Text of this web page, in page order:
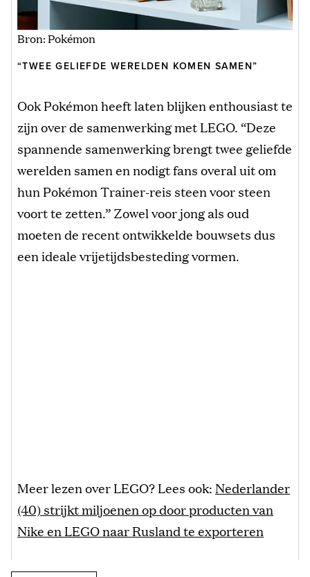
Bron: Pokémon
“TWEE GELIEFDE WERELDEN KOMEN SAMEN”
Ook Pokémon heeft laten blijken enthousiast te
zijn over de samenwerking met LEGO. “Deze
spannende samenwerking brengt twee geliefde
werelden samen en nodigt fans overal uit om
hun Pokémon Trainer-reis steen voor steen
voort te zetten.” Zowel voor jong als oud
moeten de recent ontwikkelde bouwsets dus
een ideale vrijetijdsbesteding vormen.
Meer lezen over LEGO? Lees ook: Nederlander
(40) strijkt miljoenen op door producten van
Nike en LEGO naar Rusland te exporteren